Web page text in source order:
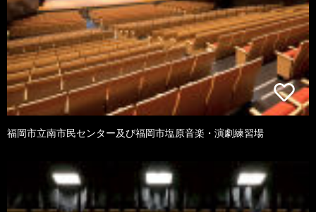
福岡市立南市民センター及び福岡市塩原音楽・演劇練習場